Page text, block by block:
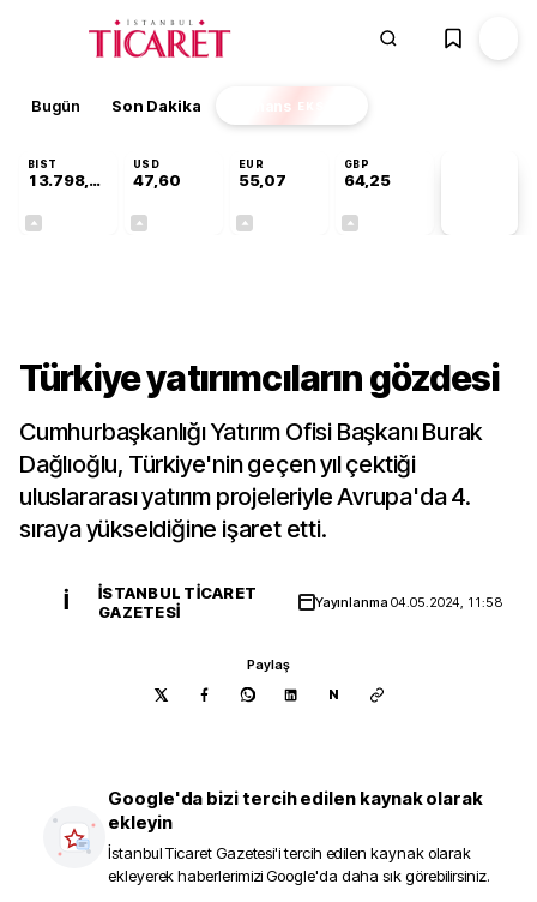
Bugün Son Dakika Finans EKSTRA
BIST
13.798,96
USD
47,60
EUR
55,07
GBP
64,25
Türkiye yatırımcıların gözdesi
Cumhurbaşkanlığı Yatırım Ofisi Başkanı Burak
Dağlıoğlu, Türkiye'nin geçen yıl çektiği
uluslararası yatırım projeleriyle Avrupa'da 4.
sıraya yükseldiğine işaret etti.
İ
İSTANBUL TICARET
GAZETESI
Yayınlanma04.05.2024, 11:58
Paylaş
N
Google'da bizi tercih edilen kaynak olarak
ekleyin
İstanbul Ticaret Gazetesi'i tercih edilen kaynak olarak
ekleyerek haberlerimizi Google'da daha sık görebilirsiniz.